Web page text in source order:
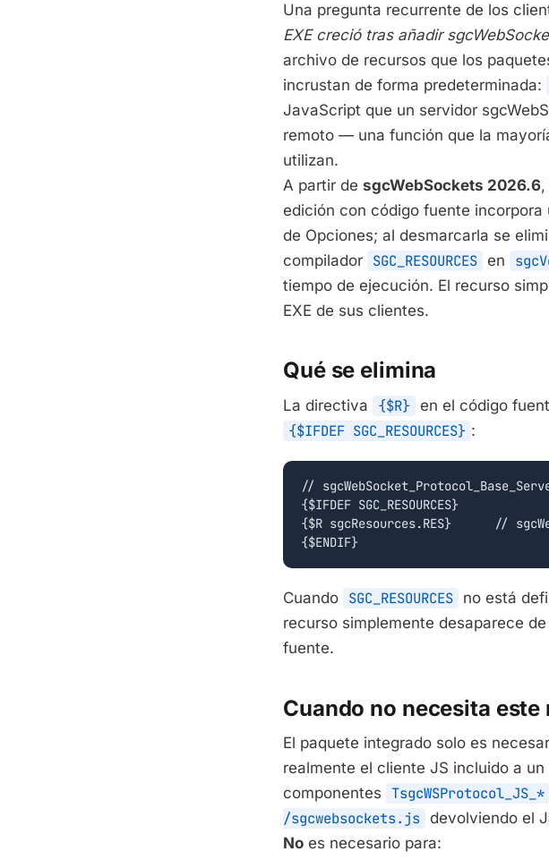
Una pregunta recurrente de los
EXE creció tras añadir
archivo de recursos que los
incrustan de forma predeterminada:
JavaScript que un servidor
remoto — una función que la
utilizan.
A partir de sgcWebSockets 2026.6
edición con código fuente incorpora
de Opciones; al desmarcarla se
compilador SGC_RESOURCES en
tiempo de ejecución. El recurso
EXE de sus clientes.
Qué se elimina
La directiva {$R} en el código
{$IFDEF SGC_RESOURCES} :
//
{$IFDEF SGC_RESOURCES}
{$R sgcResources.RES}      //
{$ENDIF}
Cuando SGC_RESOURCES no está
recurso simplemente desaparece
fuente.
Cuando no necesita este
El paquete integrado solo es
realmente el cliente JS incluido a
componentes TsgcWSProtocol_JS_*
/sgcwebsockets.js
devolviendo el
No es necesario para: